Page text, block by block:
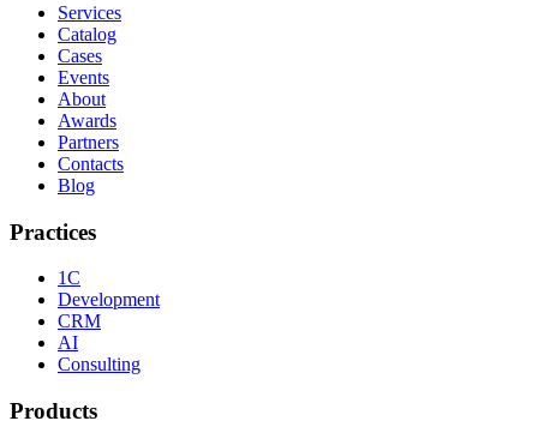
Services
Catalog
Cases
Events
About
Awards
Partners
Contacts
Blog
Practices
1C
Development
CRM
AI
Consulting
Products